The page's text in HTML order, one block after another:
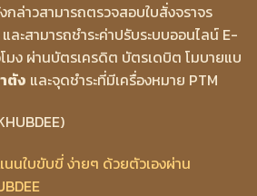
ล่าวสามารถตรวจสอบใบสั่งจราจร
ละสามารถชำระค่าปรับระบบออนไลน์ E-
ง ผ่านบัตรเครดิต บัตรเดบิต โมบายแบ
ตัง และจุดชำระที่มีเครื่องหมาย PTM